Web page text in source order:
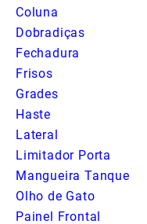
Coluna
Dobradiças
Fechadura
Frisos
Grades
Haste
Lateral
Limitador Porta
Mangueira Tanque
Olho de Gato
Painel Frontal